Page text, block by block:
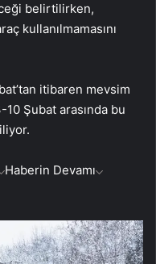
belirtilirken,
kullanılmamasını
itibaren mevsim
Şubat arasında bu
Haberin Devamı